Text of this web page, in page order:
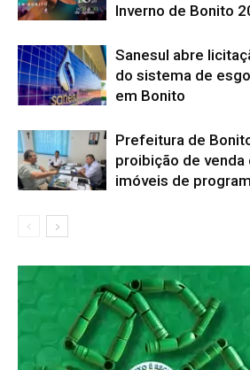
Inverno de Bonito
Sanesul abre
do sistema de
em Bonito
Prefeitura de
proibição de venda
imóveis de